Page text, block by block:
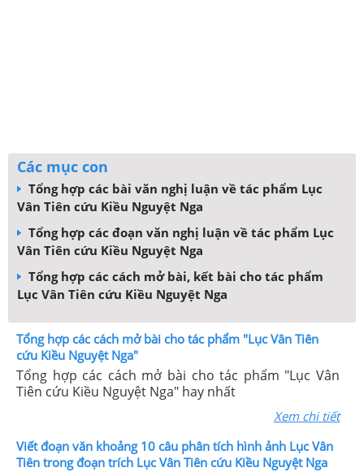
Các mục con
Tổng hợp các bài văn nghị luận về tác phẩm Lục
Vân Tiên cứu Kiều Nguyệt Nga
Tổng hợp các đoạn văn nghị luận về tác phẩm Lục
Vân Tiên cứu Kiều Nguyệt Nga
Tổng hợp các cách mở bài, kết bài cho tác phẩm
Lục Vân Tiên cứu Kiều Nguyệt Nga
Tổng hợp các cách mở bài cho tác phẩm "Lục Vân Tiên
cứu Kiều Nguyệt Nga"
Tổng hợp các cách mở bài cho tác phẩm "Lục Vân
Tiên cứu Kiều Nguyệt Nga" hay nhất
Xem chi tiết
Viết đoạn văn khoảng 10 câu phân tích hình ảnh Lục Vân
Tiên trong đoạn trích Lục Vân Tiên cứu Kiều Nguyệt Nga